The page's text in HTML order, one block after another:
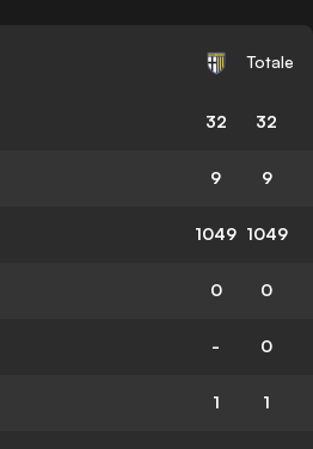
Totale
32 32
9 9
1049 1049
0 0
- 0
1 1